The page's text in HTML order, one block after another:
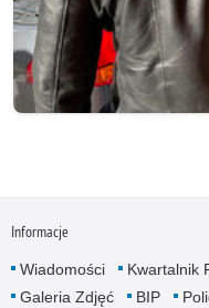
Informacje
Wiadomości Kwartalnik
Galeria Zdjęć
BIP